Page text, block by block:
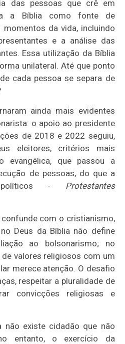
das pessoas que crê em
a Bíblia como fonte de
da vida, incluindo
e a análise das
Essa utilização da Bíblia
unilateral. Até que ponto
cada pessoa se separa de
ainda mais evidentes
o apoio ao presidente
de 2018 e 2022 seguiu,
eleitores, critérios mais
evangélica, que passou a
de pessoas, do que a
políticos - Protestantes
com o cristianismo,
Deus da Bíblia não define
ao bolsonarismo; no
valores religiosos com um
merece atenção. O desafio
respeitar a pluralidade de
convicções religiosas e
existe cidadão que não
entanto, o exercício da